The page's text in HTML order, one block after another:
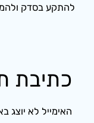
להתקע בסדק
כתיבת
האימייל לא יוצג